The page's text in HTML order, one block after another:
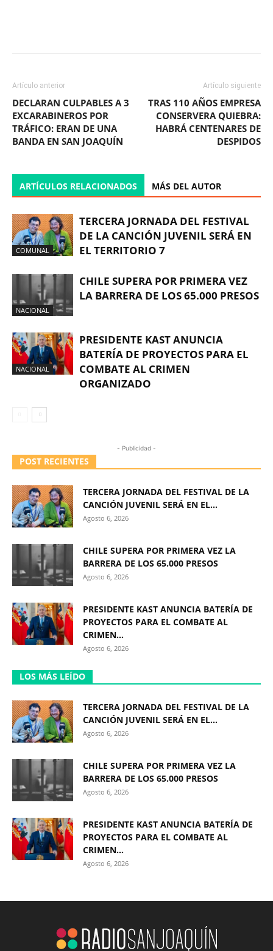
Artículo anterior
DECLARAN CULPABLES A 3
EXCARABINEROS POR
TRÁFICO: ERAN DE UNA
BANDA EN SAN JOAQUÍN
Artículo siguiente
TRAS 110 AÑOS EMPRESA
CONSERVERA QUIEBRA:
HABRÁ CENTENARES DE
DESPIDOS
ARTÍCULOS RELACIONADOS MÁS DEL AUTOR
COMUNAL
TERCERA JORNADA DEL FESTIVAL
DE LA CANCIÓN JUVENIL SERÁ EN
EL TERRITORIO 7
NACIONAL
CHILE SUPERA POR PRIMERA VEZ
LA BARRERA DE LOS 65.000 PRESOS
NACIONAL
PRESIDENTE KAST ANUNCIA
BATERÍA DE PROYECTOS PARA EL
COMBATE AL CRIMEN
ORGANIZADO
- Publicidad -
POST RECIENTES
TERCERA JORNADA DEL FESTIVAL DE LA
CANCIÓN JUVENIL SERÁ EN EL...
Agosto 6, 2026
CHILE SUPERA POR PRIMERA VEZ LA
BARRERA DE LOS 65.000 PRESOS
Agosto 6, 2026
PRESIDENTE KAST ANUNCIA BATERÍA DE
PROYECTOS PARA EL COMBATE AL
CRIMEN...
Agosto 6, 2026
LOS MÁS LEÍDO
TERCERA JORNADA DEL FESTIVAL DE LA
CANCIÓN JUVENIL SERÁ EN EL...
Agosto 6, 2026
CHILE SUPERA POR PRIMERA VEZ LA
BARRERA DE LOS 65.000 PRESOS
Agosto 6, 2026
PRESIDENTE KAST ANUNCIA BATERÍA DE
PROYECTOS PARA EL COMBATE AL
CRIMEN...
Agosto 6, 2026